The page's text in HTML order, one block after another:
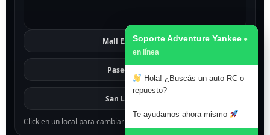
Mall Excelsior Ver
Paseo 1811
San Lorenzo
Click en un local para cambiar el mapa.
Soporte Adventure Yankee
Hola! ¿Buscás un auto RC o
repuesto?
Te ayudamos ahora mismo